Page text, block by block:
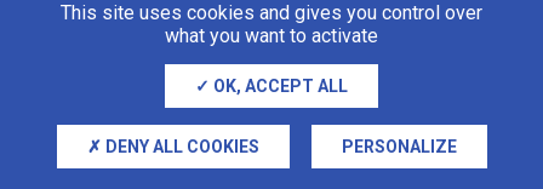
This site uses cookies and gives you control over
what you want to activate
OK, ACCEPT ALL
DENY ALL COOKIES PERSONALIZE